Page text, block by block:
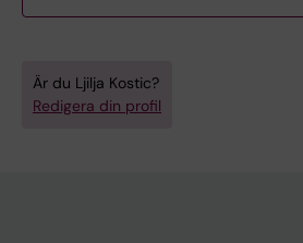
Är du Ljilja Kostic?
Redigera din profil